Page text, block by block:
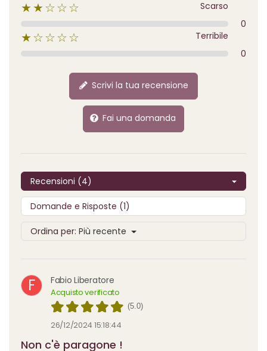
★★☆☆☆
Scarso
0
★☆☆☆☆
Terribile
0
Scrivi la tua recensione
Fai una domanda
Recensioni (4)
Domande e Risposte (1)
Ordina per: Più recente
F Fabio Liberatore
Acquisto verificato
(5.0)
26/12/2024 15:18:44
Non c'è paragone !